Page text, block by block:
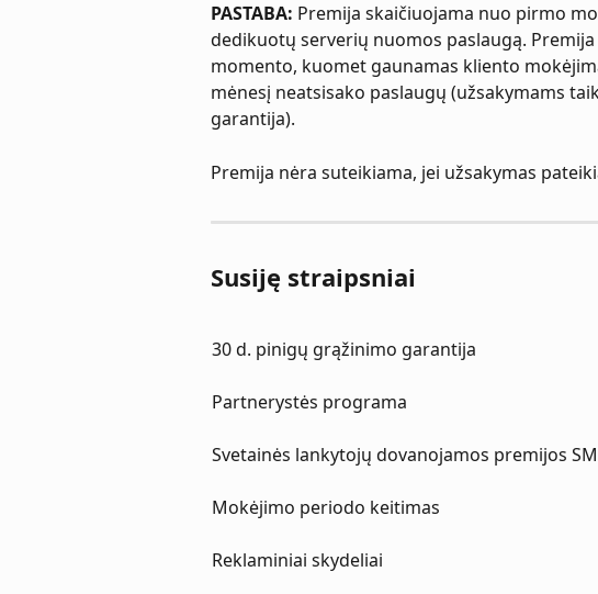
PASTABA: Premija skaičiuojama nuo pirmo
dedikuotų serverių nuomos paslaugą.
momento, kuomet gaunamas kliento
mėnesį neatsisako paslaugų (užsakymams
garantija).
Premija nėra suteikiama, jei užsakymas
Susiję straipsniai
30 d. pinigų grąžinimo garantija
Partnerystės programa
Svetainės lankytojų dovanojamos premijos
Mokėjimo periodo keitimas
Reklaminiai skydeliai